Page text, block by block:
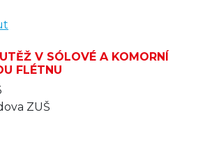
V SÓLOVÉ A KOMORNÍ
FLÉTNU
ZUŠ